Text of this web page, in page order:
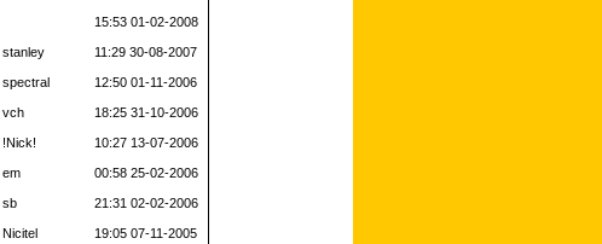
15:53 01-02-2008
stanley 11:29 30-08-2007
spectral 12:50 01-11-2006
vch 18:25 31-10-2006
!Nick! 10:27 13-07-2006
em 00:58 25-02-2006
sb 21:31 02-02-2006
Nicitel 19:05 07-11-2005